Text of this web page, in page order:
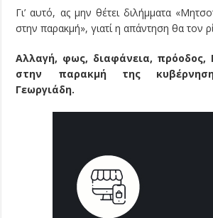
Γι’ αυτό, ας μην θέτει διλήμματα
στην παρακμή», γιατί η απάντηση θα τον
Αλλαγή, φως, διαφάνεια, πρόοδος,
στην παρακμή της
Γεωργιάδη.